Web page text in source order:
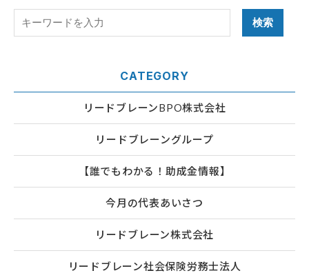
CATEGORY
リードブレーンBPO株式会社
リードブレーングループ
【誰でもわかる！助成金情報】
今月の代表あいさつ
リードブレーン株式会社
リードブレーン社会保険労務士法人